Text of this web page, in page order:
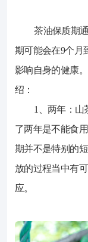
茶油
茶油保质期
期可能会在9个月
影响自身的健康。
绍：
1、两年：山
了两年是不能食
期并不是特别的
放的过程当中有
应。